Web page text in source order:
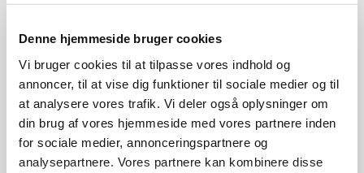
Denne hjemmeside bruger cookies
Vi bruger cookies til at tilpasse vores indhold og
annoncer, til at vise dig funktioner til sociale medier og til
at analysere vores trafik. Vi deler også oplysninger om
din brug af vores hjemmeside med vores partnere inden
for sociale medier, annonceringspartnere og
analysepartnere. Vores partnere kan kombinere disse